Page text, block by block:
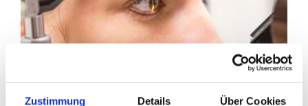
Zustimmung Details Über Cookies